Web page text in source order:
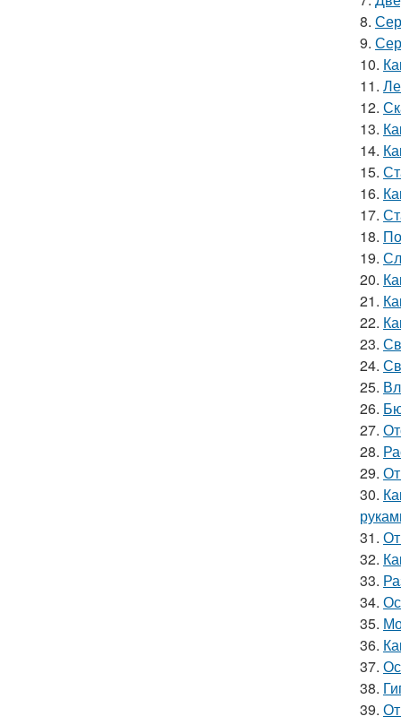
8.
9.
10.
11.
12.
13.
14.
15.
16.
17.
18.
19.
20.
21.
22.
23.
24.
25.
26.
27.
28.
29.
30.
31.
32.
33.
34.
35.
36.
37.
38.
39.